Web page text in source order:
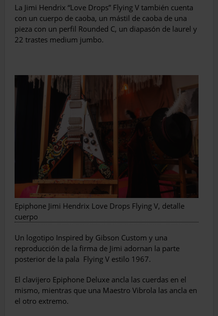
La Jimi Hendrix “Love Drops” Flying V también cuenta
con un cuerpo de caoba, un mástil de caoba de una
pieza con un perfil Rounded C, un diapasón de laurel y
22 trastes medium jumbo.
Epiphone Jimi Hendrix Love Drops Flying V, detalle
cuerpo
Un logotipo Inspired by Gibson Custom y una
reproducción de la firma de Jimi adornan la parte
posterior de la pala Flying V estilo 1967.
El clavijero Epiphone Deluxe ancla las cuerdas en el
mismo, mientras que una Maestro Vibrola las ancla en
el otro extremo.